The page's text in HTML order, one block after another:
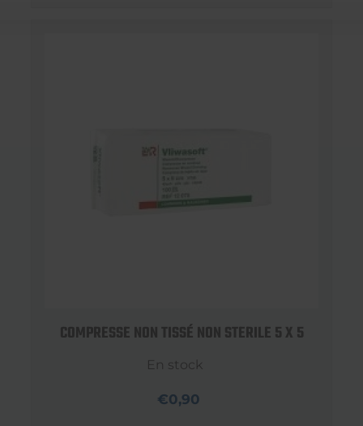
COMPRESSE NON TISSÉ NON STERILE 5 X 5
En stock
€0,90